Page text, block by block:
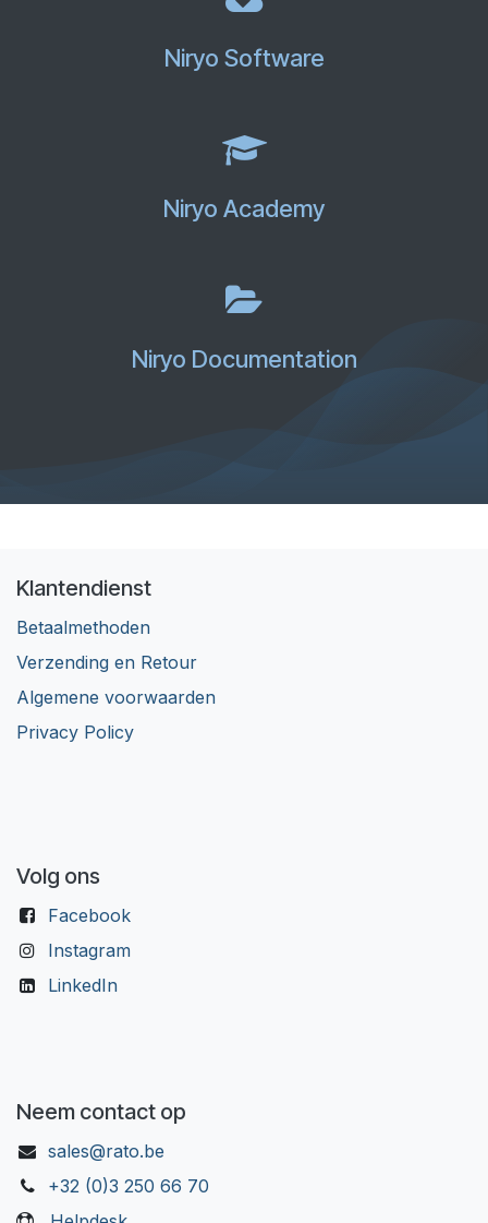
Niryo Software
Niryo Academy
Niryo Documentation
Klantendienst
Betaalmethoden
Verzending en Retour
Algemene voorwaarden
Privacy Policy
Volg ons
Facebook
Instagram
LinkedIn
Neem contact op
sales@rato.be
+32 (0)3 250 66 70